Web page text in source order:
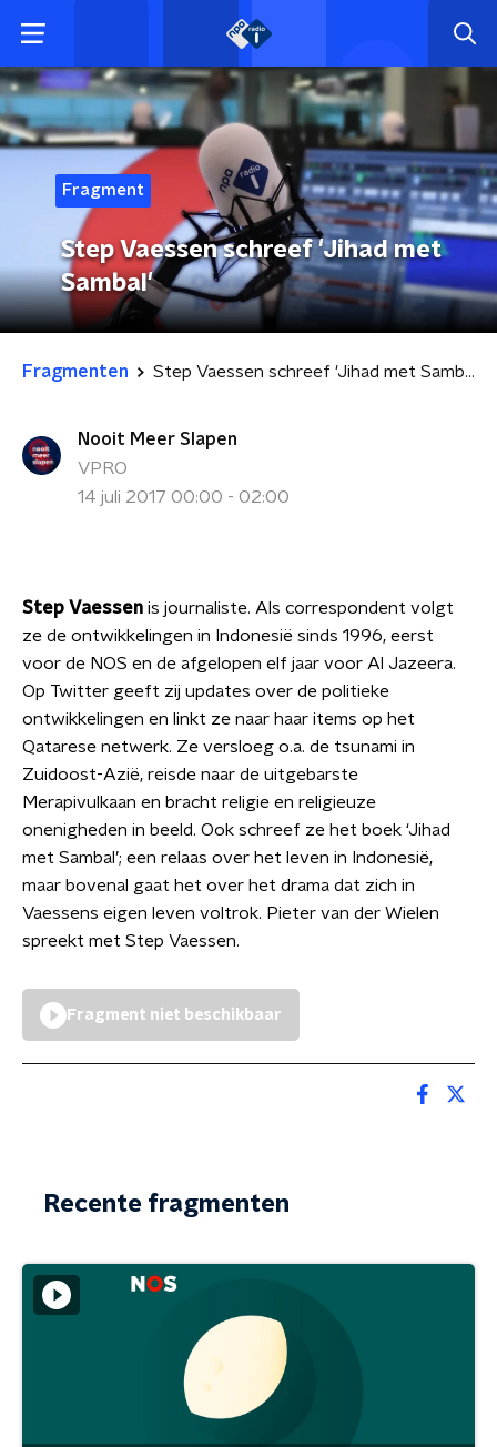
Fragment
Step Vaessen schreef 'Jihad met
Sambal'
Fragmenten Step Vaessen schreef 'Jihad met Sambal'
Nooit Meer Slapen
VPRO
14 juli 2017 00:00 - 02:00
Step Vaessen is journaliste. Als correspondent volgt
ze de ontwikkelingen in Indonesië sinds 1996, eerst
voor de NOS en de afgelopen elf jaar voor Al Jazeera.
Op Twitter geeft zij updates over de politieke
ontwikkelingen en linkt ze naar haar items op het
Qatarese netwerk. Ze versloeg o.a. de tsunami in
Zuidoost-Azië, reisde naar de uitgebarste
Merapivulkaan en bracht religie en religieuze
onenigheden in beeld. Ook schreef ze het boek ‘Jihad
met Sambal’; een relaas over het leven in Indonesië,
maar bovenal gaat het over het drama dat zich in
Vaessens eigen leven voltrok. Pieter van der Wielen
spreekt met Step Vaessen.
Fragment niet beschikbaar
Recente fragmenten